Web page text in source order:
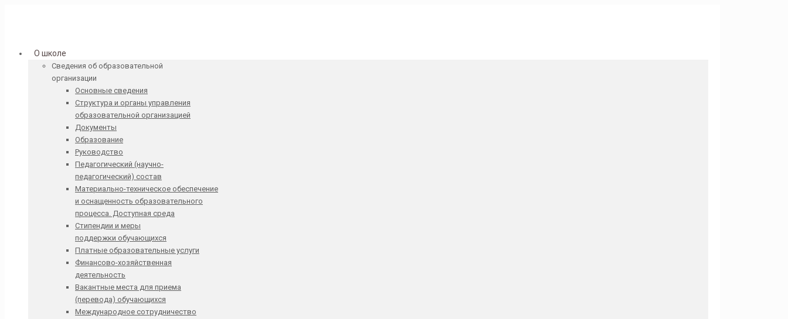
О школе
Сведения об образовательной
организации
Основные сведения
Структура и органы управления
образовательной организацией
Документы
Образование
Руководство
Педагогический (научно-
педагогический) состав
Материально-техническое обеспечение
и оснащенность образовательного
процесса. Доступная среда
Стипендии и меры
поддержки обучающихся
Платные образовательные услуги
Финансово-хозяйственная
деятельность
Вакантные места для приема
(перевода) обучающихся
Международное сотрудничество